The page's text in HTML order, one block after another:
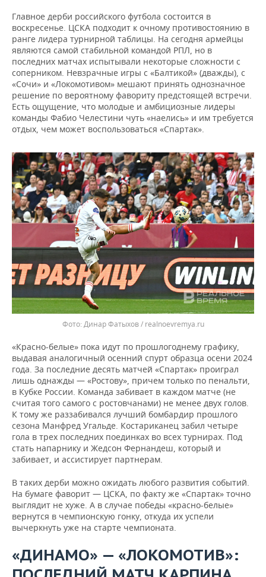
Главное дерби российского футбола состоится в
воскресенье. ЦСКА подходит к очному противостоянию в
ранге лидера турнирной таблицы. На сегодня армейцы
являются самой стабильной командой РПЛ, но в
последних матчах испытывали некоторые сложности с
соперником. Невзрачные игры с «Балтикой» (дважды), с
«Сочи» и «Локомотивом» мешают принять однозначное
решение по вероятному фавориту предстоящей встречи.
Есть ощущение, что молодые и амбициозные лидеры
команды Фабио Челестини чуть «наелись» и им требуется
отдых, чем может воспользоваться «Спартак».
Динар Фатыхов / realnoevremya.ru
«Красно-белые» пока идут по прошлогоднему графику,
выдавая аналогичный осенний спурт образца осени 2024
года. За последние десять матчей «Спартак» проиграл
лишь однажды — «Ростову», причем только по пенальти,
в Кубке России. Команда забивает в каждом матче (не
считая того самого с ростовчанами) не менее двух голов.
К тому же раззабивался лучший бомбардир прошлого
сезона Манфред Угальде. Костариканец забил четыре
гола в трех последних поединках во всех турнирах. Под
стать напарнику и Жедсон Фернандеш, который и
забивает, и ассистирует партнерам.
В таких дерби можно ожидать любого развития событий.
На бумаге фаворит — ЦСКА, по факту же «Спартак» точно
выглядит не хуже. А в случае победы «красно-белые»
вернутся в чемпионскую гонку, откуда их успели
вычеркнуть уже на старте чемпионата.
«ДИНАМО» — «ЛОКОМОТИВ»: